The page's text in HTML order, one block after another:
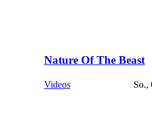
Nature Of The Beast
Videos So.,